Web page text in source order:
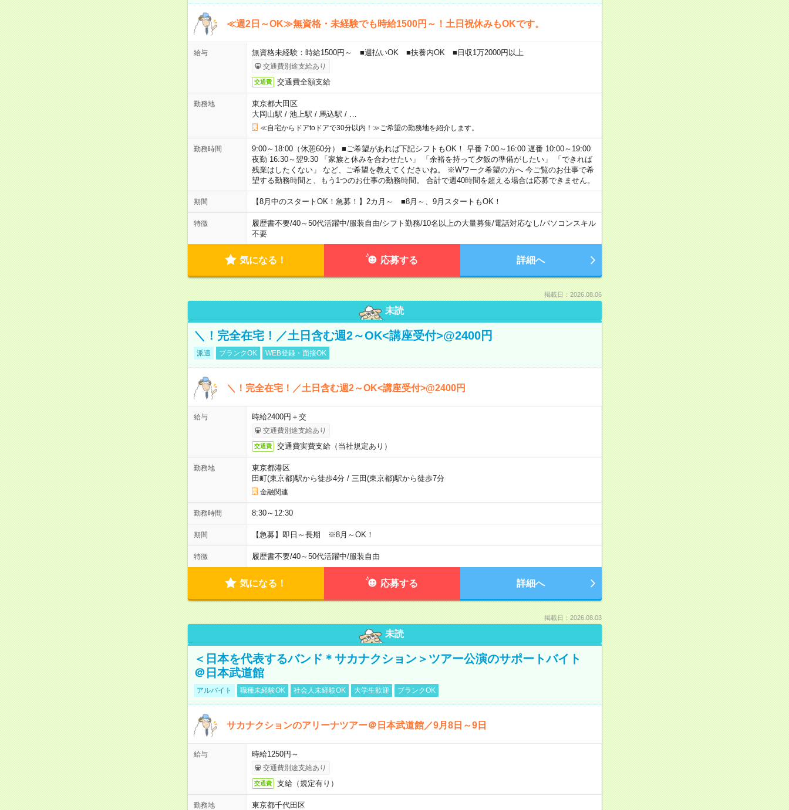
≪週2日～OK≫無資格・未経験でも時給1500円～！土日祝休みもOKです。
給与 無資格未経験：時給1500円～ ■週払いOK ■扶養内OK ■日収1万2000円以上
交通費別途支給あり
交通費 交通費全額支給
勤務地
東京都大田区
大岡山駅 / 池上駅 / 馬込駅 /
≪自宅からドアtoドアで30分以内！≫ご希望の勤務地を紹介します。
勤務時間
9:00～18:00（休憩60分） ■ご希望があれば下記シフトもOK！ 早番 7:00～16:00 遅番 10:00～19:00
夜勤 16:30～翌9:30 「家族と休みを合わせたい」 「余裕を持って夕飯の準備がしたい」 「できれば
残業はしたくない」 など、ご希望を教えてくださいね。 ※Wワーク希望の方へ 今ご覧のお仕事で希
望する勤務時間と、もう1つのお仕事の勤務時間。 合計で週40時間を超える場合は応募できません。
期間 【8月中のスタートOK！急募！】2カ月～ ■8月～、9月スタートもOK！
特徴 履歴書不要/40～50代活躍中/服装自由/シフト勤務/10名以上の大量募集/電話対応なし/パソコンスキル
不要
気になる！ 応募する 詳細へ
掲載日：2026.08.06
未読
＼！完全在宅！／土日含む週2～OK<講座受付>@2400円
派遣 ブランクOK WEB登録・面接OK
＼！完全在宅！／土日含む週2～OK<講座受付>@2400円
給与 時給2400円＋交
交通費別途支給あり
交通費 交通費実費支給（当社規定あり）
勤務地
東京都港区
田町(東京都)駅から徒歩4分/ 三田(東京都)駅から徒歩7分
金融関連
勤務時間 8:30～12:30
期間 【急募】即日～長期 ※8月～OK！
特徴 履歴書不要/40～50代活躍中/服装自由
気になる！ 応募する 詳細へ
掲載日：2026.08.03
未読
＜日本を代表するバンド＊サカナクション＞ツアー公演のサポートバイト
＠日本武道館
アルバイト 職種未経験OK 社会人未経験OK 大学生歓迎 ブランクOK
サカナクションのアリーナツアー＠日本武道館／9月8日～9日
給与 時給1250円～
交通費別途支給あり
交通費 支給（規定有り）
勤務地
東京都千代田区